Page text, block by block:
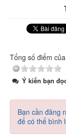
Tổng số điểm
Ý kiến bạn
Bạn cần đăng
để có thể bình